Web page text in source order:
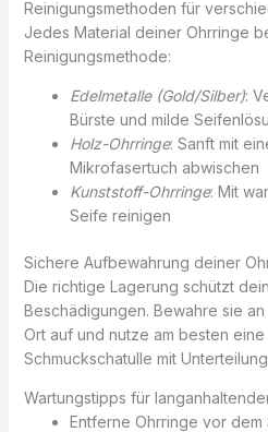
Reinigungsmethoden für
Jedes Material deiner Ohrringe
Reinigungsmethode:
Edelmetalle (Gold/Silber):
Bürste und milde
Holz-Ohrringe: Sanft mit
Mikrofasertuch abwischen
Kunststoff-Ohrringe: Mit
Seife reinigen
Sichere Aufbewahrung deiner
Die richtige Lagerung schützt
Beschädigungen. Bewahre sie
Ort auf und nutze am besten
Schmuckschatulle mit
Wartungstipps für
Entferne Ohrringe vor